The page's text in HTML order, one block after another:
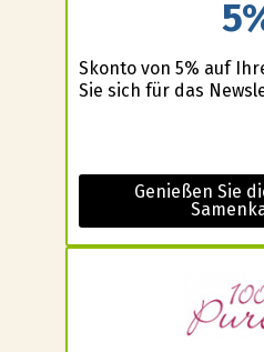
Skonto von 5% auf
Sie sich für das
Genießen Sie